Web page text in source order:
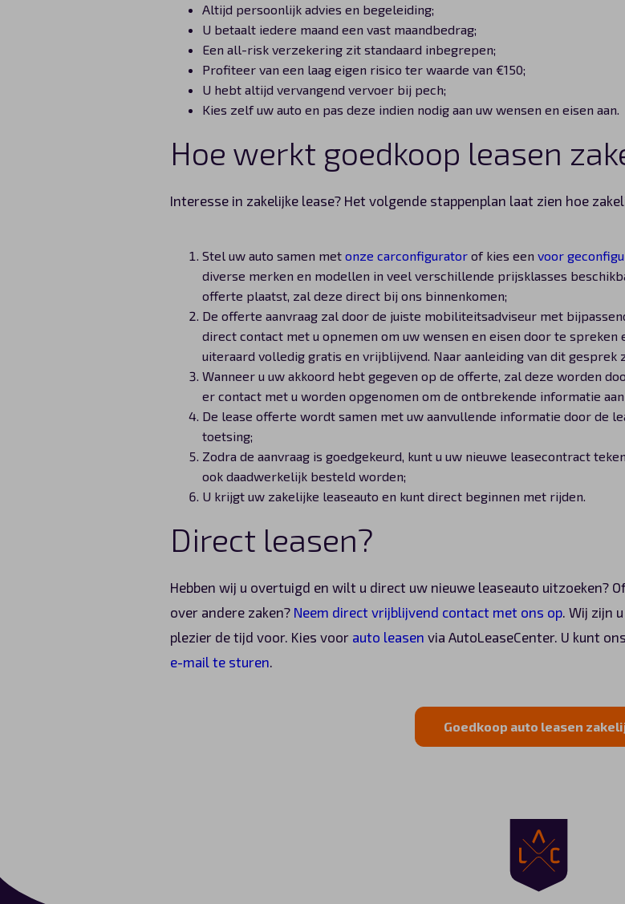
Altijd persoonlijk advies en begeleiding;
U betaalt iedere maand een vast maandbedrag;
Een all-risk verzekering zit standaard inbegrepen;
Profiteer van een laag eigen risico ter waarde van €150;
U hebt altijd vervangend vervoer bij pech;
Kies zelf uw auto en pas deze indien nodig aan uw wensen en eisen aan.
Hoe werkt goedkoop leasen
Interesse in zakelijke lease? Het volgende stappenplan laat zien hoe
Stel uw auto samen met onze carconfigurator of kies een voor
diverse merken en modellen in veel verschillende prijsklasses
offerte plaatst, zal deze direct bij ons binnenkomen;
De offerte aanvraag zal door de juiste mobiliteitsadviseur met
direct contact met u opnemen om uw wensen en eisen door te
uiteraard volledig gratis en vrijblijvend. Naar aanleiding van dit gesprek
Wanneer u uw akkoord hebt gegeven op de offerte, zal deze worden
er contact met u worden opgenomen om de ontbrekende informatie
De lease offerte wordt samen met uw aanvullende informatie door de
toetsing;
Zodra de aanvraag is goedgekeurd, kunt u uw nieuwe leasecontract
ook daadwerkelijk besteld worden;
U krijgt uw zakelijke leaseauto en kunt direct beginnen met rijden.
Direct leasen?
Hebben wij u overtuigd en wilt u direct uw nieuwe leaseauto uitzoeken?
over andere zaken? Neem direct vrijblijvend contact met ons op . Wij zijn
plezier de tijd voor. Kies voor auto leasen via AutoLeaseCenter. U kunt
e-mail te sturen
Goedkoop auto leasen